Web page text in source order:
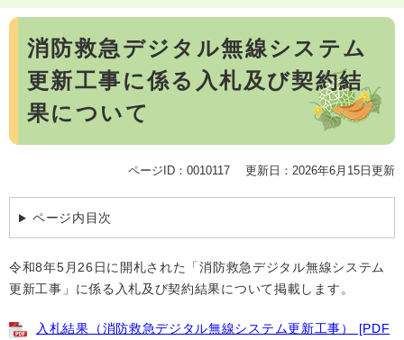
本本
消防救急デジタル無線システム
更新工事に係る入札及び契約結
果について
ページID：0010117 更新日：2026年6月15日更新
ページ内目次
令和8年5月26日に開札された「消防救急デジタル無線システム
更新工事」に係る入札及び契約結果について掲載します。
入札結果（消防救急デジタル無線システム更新工事） [PDF